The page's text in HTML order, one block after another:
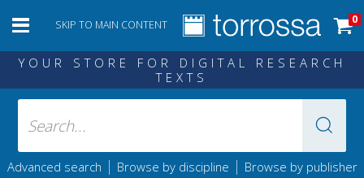
SKIP TO MAIN CONTENT 0
YOUR STORE FOR DIGITAL RESEARCH
TEXTS
Advanced search | Browse by discipline | Browse by publisher